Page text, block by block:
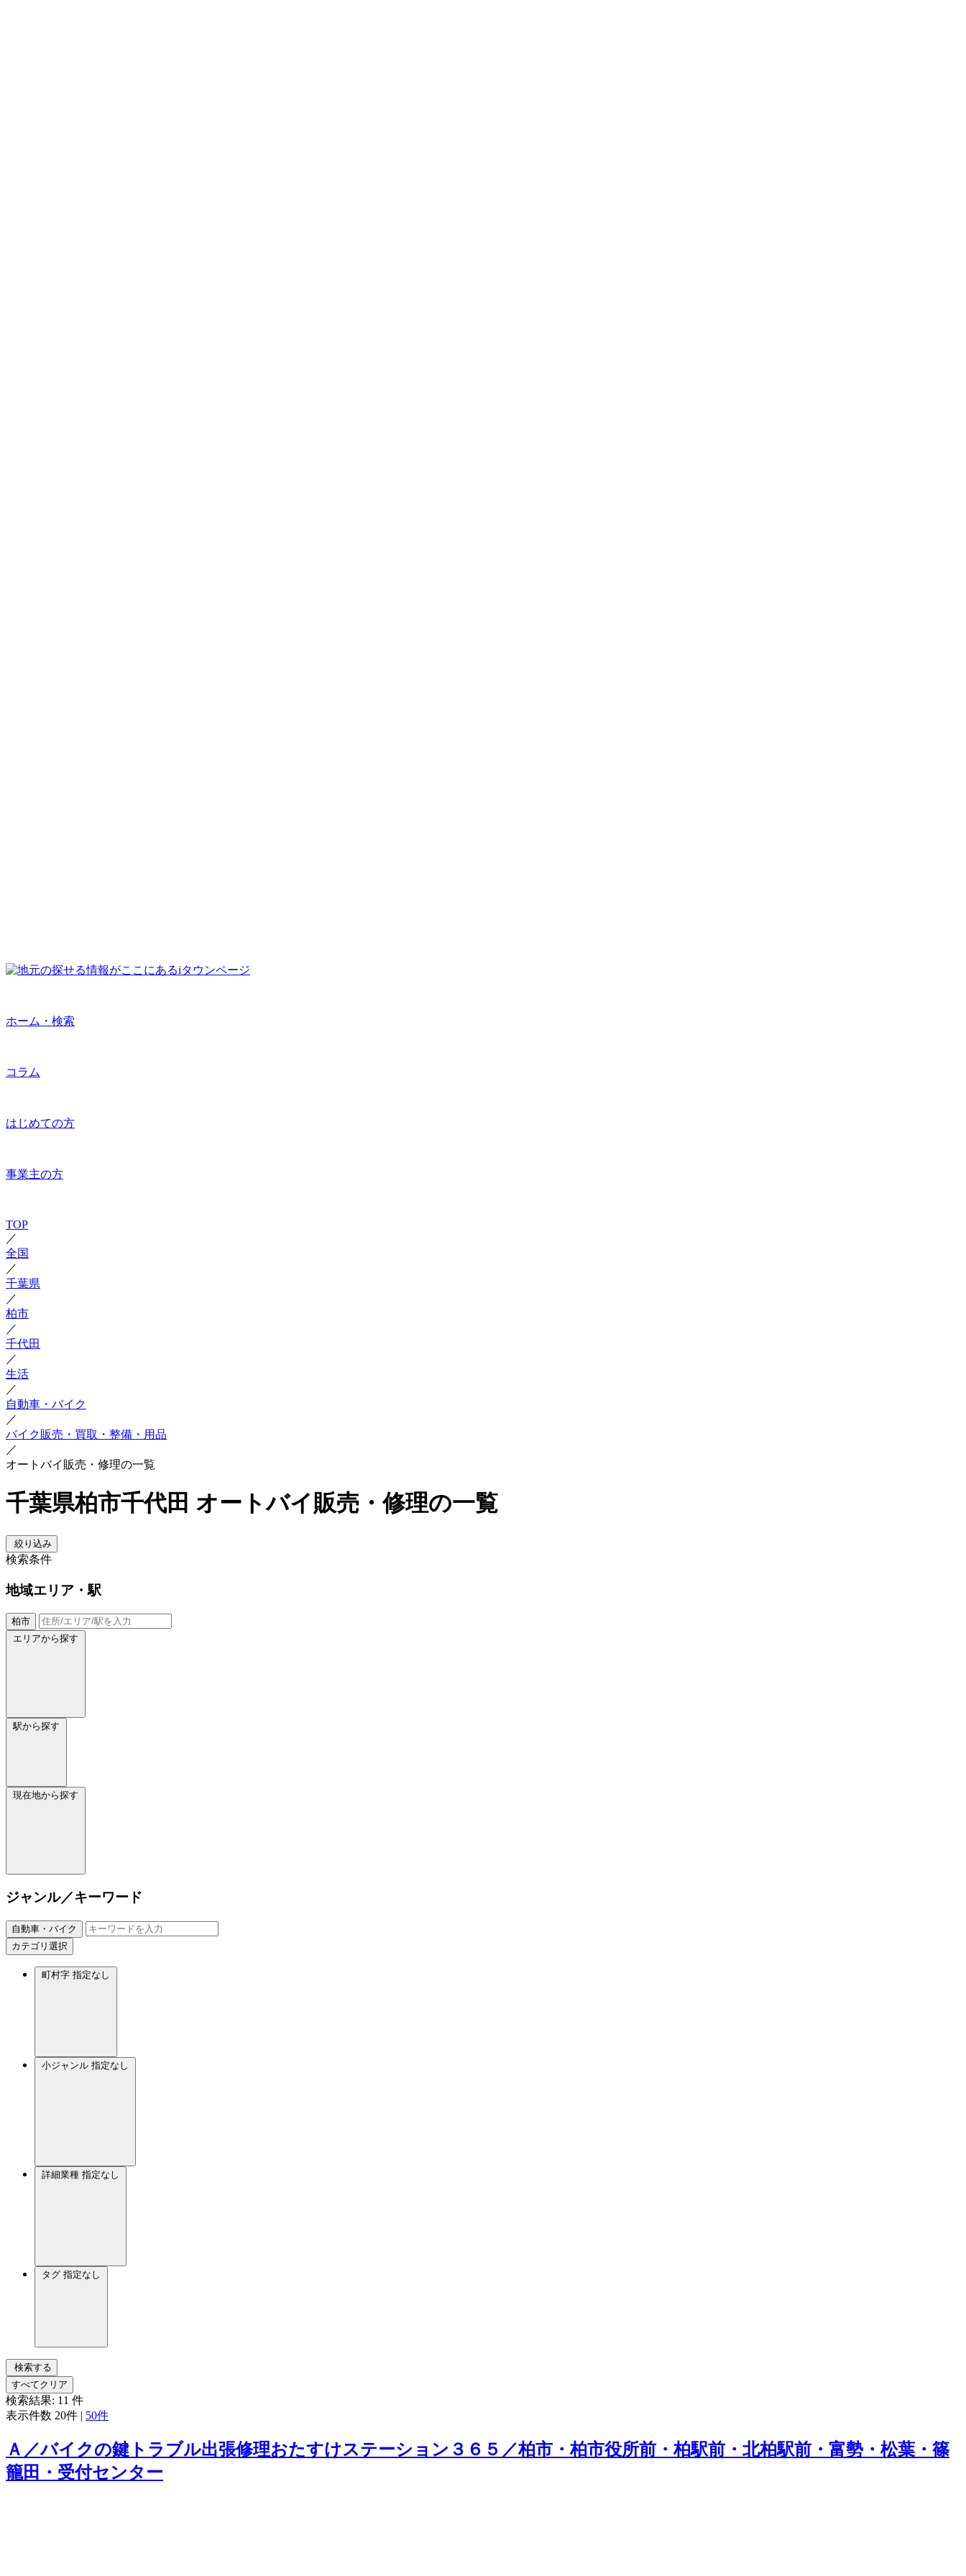
ホーム・検索
コラム
はじめての方
事業主の方
TOP
／
全国
／
千葉県
／
柏市
／
千代田
／
生活
／
自動車・バイク
／
バイク販売・買取・整備・用品
／
オートバイ販売・修理の一覧
千葉県柏市千代田 オートバイ販売・修理の一覧
絞り込み
検索条件
地域エリア・駅
柏市
エリアから探す
駅から探す
現在地から探す
ジャンル／キーワード
自動車・バイク
カテゴリ選択
町村字 指定なし
小ジャンル 指定なし
詳細業種 指定なし
タグ 指定なし
検索する
すべてクリア
検索結果: 11 件
表示件数 20件 | 50件
Ａ／バイクの鍵トラブル出張修理おたすけステーション３６５／柏市・柏市役所前・柏駅前・北柏駅前・富勢・松葉・篠
籠田・受付センター